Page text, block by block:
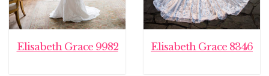
Elisabeth Grace 9982 Elisabeth Grace 8346